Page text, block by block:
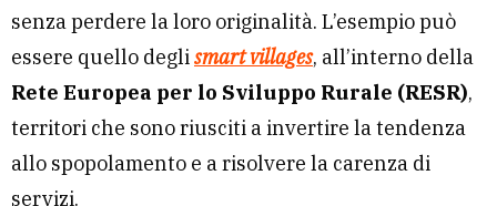
senza perdere la loro originalità. L’esempio può
essere quello deglismart villages, all’interno della
Rete Europea per lo Sviluppo Rurale (RESR),
territori che sono riusciti a invertire la tendenza
allo spopolamento e a risolvere la carenza di
servizi.